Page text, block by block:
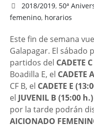
2018/2019, 50ª
femenino, horarios
Este fin de semana
Galapagar. El sábado
partidos del CADETE
Boadilla E, el CADETE
CF B, el CADETE E
el JUVENIL B (15:00 h.)
por la tarde podrán
AICIONADO